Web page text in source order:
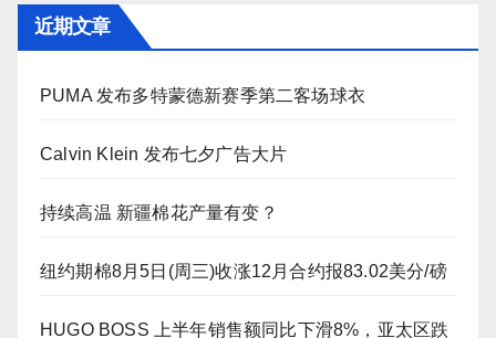
近期文章
PUMA 发布多特蒙德新赛季第二客场球衣
Calvin Klein 发布七夕广告大片
持续高温 新疆棉花产量有变？
纽约期棉8月5日(周三)收涨12月合约报83.02美分/磅
HUGO BOSS 上半年销售额同比下滑8%，亚太区跌